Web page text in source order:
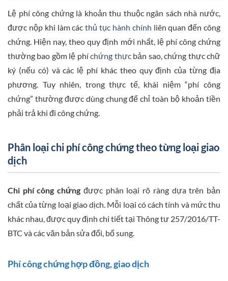
Lệ phí công chứng là khoản thu thuộc ngân sách nhà nước,
được nộp khi làm cácthủ tục hành chính liên quan đến công
chứng. Hiện nay, theo quy định mới nhất, lệ phí công chứng
thường bao gồm lệ phíchứng thựcbản sao, chứng thực chữ
ký (nếu có) và các lệ phí khác theo quy định của từng địa
phương. Tuy nhiên, trong thực tế, khái niệm “phí công
chứng” thường được dùng chung để chỉ toàn bộ khoản tiền
phải trả khi đi công chứng.
Phân loại chi phí công chứng theo từng loại giao
dịch
Chi phí công chứng được phân loại rõ ràng dựa trên bản
chất của từng loại giao dịch. Mỗi loại có cách tính và mức thu
khác nhau, được quy định chi tiết tại Thông tư 257/2016/TT-
BTC và các văn bản sửa đổi, bổ sung.
Phí công chứng hợp đồng, giao dịch